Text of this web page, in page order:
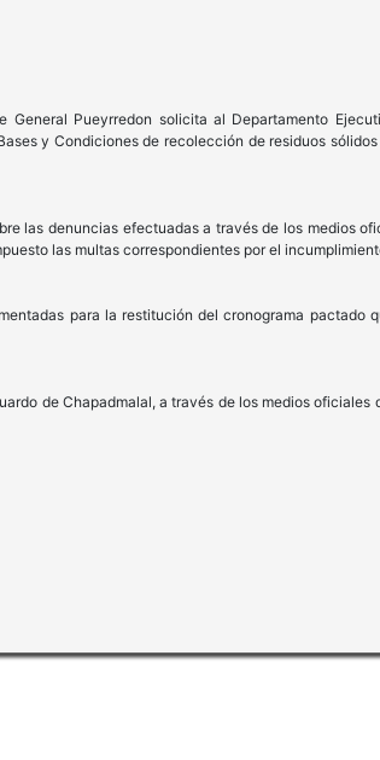
General Pueyrredon solicita al Departamento
y Condiciones de recolección de residuos
las denuncias efectuadas a través de los medios
las multas correspondientes por el
para la restitución del cronograma
de Chapadmalal, a través de los medios